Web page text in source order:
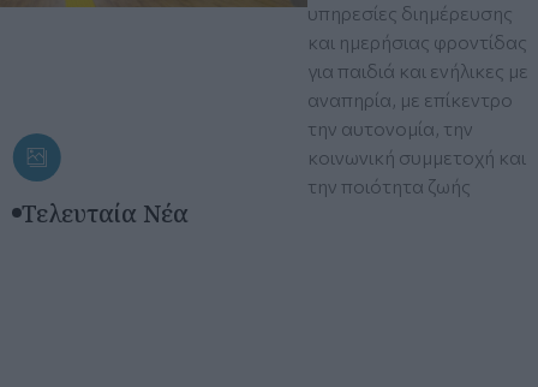
υπηρεσίες διημέρευσης
και ημερήσιας φροντίδας
για παιδιά και ενήλικες με
αναπηρία, με επίκεντρο
την αυτονομία, την
κοινωνική συμμετοχή και
την ποιότητα ζωής
Τελευταία Νέα